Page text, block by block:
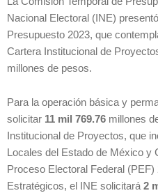
Nacional Electoral (INE)
Presupuesto 2023, que
Cartera Institucional de
millones de pesos.
Para la operación básica y
solicitar 11 mil 769.76 millones
Institucional de Proyectos, que
Locales del Estado de México y
Proceso Electoral Federal
Estratégicos, el INE solicitará 2